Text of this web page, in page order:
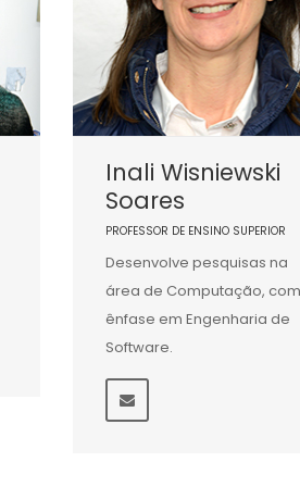
Inali Wisniewski
Soares
PROFESSOR DE ENSINO SUPERIOR
Desenvolve pesquisas na
área de Computação, com
ênfase em Engenharia de
Software.